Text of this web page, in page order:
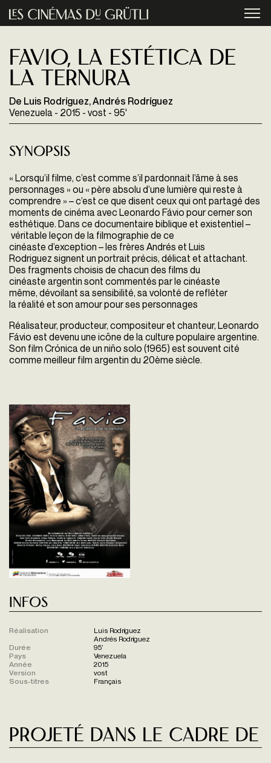
Aller au contenu principal
Favio, la estética de
la ternura
De Luis Rodríguez, Andrés Rodríguez
Venezuela - 2015 - vost - 95'
Synopsis
« Lorsqu’il filme, c’est comme s’il pardonnait l’âme à ses
personnages » ou « père absolu d’une lumière qui reste à
comprendre » – c’est ce que disent ceux qui ont partagé des
moments de cinéma avec Leonardo Fávio pour cerner son
esthétique. Dans ce documentaire biblique et existentiel –
véritable leçon de la filmographie de ce
cinéaste d’exception – les frères Andrés et Luis
Rodriguez signent un portrait précis, délicat et attachant.
Des fragments choisis de chacun des films du
cinéaste argentin sont commentés par le cinéaste
même, dévoilant sa sensibilité, sa volonté de refléter
la réalité et son amour pour ses personnages
Réalisateur, producteur, compositeur et chanteur, Leonardo
Fávio est devenu une icône de la culture populaire argentine.
Son film Crónica de un niño solo (1965) est souvent cité
comme meilleur film argentin du 20ème siècle.
Infos
Réalisation
Luis Rodríguez
Andrés Rodríguez
Durée
95'
Pays
Venezuela
Année
2015
Version
vost
Sous-titres
Français
Projeté dans le cadre de